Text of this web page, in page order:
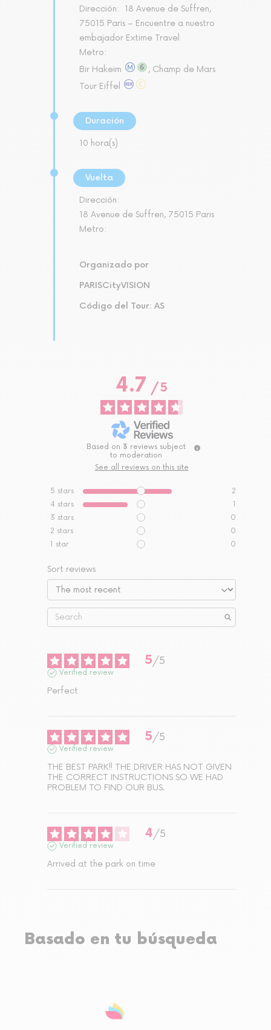
Dirección:
18 Avenue de Suffren,
75015 Paris – Encuentre a nuestro
embajador Extime Travel
Metro:
Bir Hakeim
, Champ de Mars
Tour Eiffel
Duración
10 hora(s)
Vuelta
Dirección:
18 Avenue de Suffren, 75015 Paris
Metro:
Organizado por
PARISCityVISION
Código del Tour: AS
4.7 / 5
Based on 3 reviews subject
to moderation
See all reviews on this site
5 stars
2
4 stars
1
3 stars
0
2 stars
0
1 star 0
Sort reviews
5/5
Verified review
Perfect
5/5
Verified review
THE BEST PARK!! THE DRIVER HAS NOT GIVEN
THE CORRECT INSTRUCTIONS SO WE HAD
PROBLEM TO FIND OUR BUS.
4/5
Verified review
Arrived at the park on time
Basado en tu búsqueda